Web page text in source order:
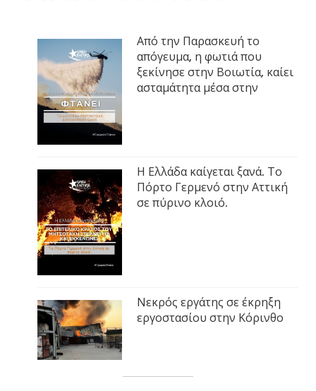
Από την Παρασκευή το
απόγευμα, η φωτιά που
ξεκίνησε στην Βοιωτία, καίει
ασταμάτητα μέσα στην
Η Ελλάδα καίγεται ξανά. Το
Πόρτο Γερμενό στην Αττική
σε πύρινο κλοιό.
Νεκρός εργάτης σε έκρηξη
εργοστασίου στην Κόρινθο